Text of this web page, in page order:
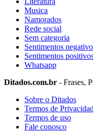
Musica
Namorados
Rede social
Sem categoria
Sentimentos
Sentimentos
Whatsapp
Ditados.com.br - Frases,
Sobre o Ditados
Termos de
Termos de uso
Fale conosco